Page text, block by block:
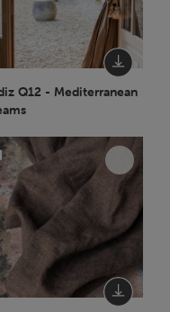
Q12 - Mediterranean